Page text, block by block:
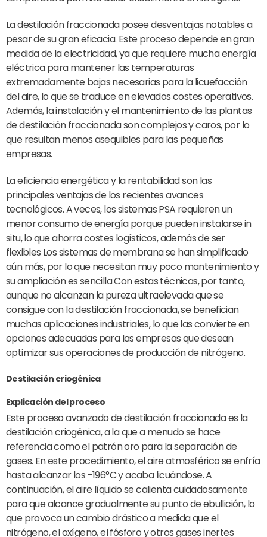
La destilación fraccionada posee desventajas notables a
pesar de su gran eficacia. Este proceso depende en gran
medida de la electricidad, ya que requiere mucha energía
eléctrica para mantener las temperaturas
extremadamente bajas necesarias para la licuefacción
del aire, lo que se traduce en elevados costes operativos.
Además, la instalación y el mantenimiento de las plantas
de destilación fraccionada son complejos y caros, por lo
que resultan menos asequibles para las pequeñas
empresas.
La eficiencia energética y la rentabilidad son las
principales ventajas de los recientes avances
tecnológicos. A veces, los sistemas PSA requieren un
menor consumo de energía porque pueden instalarse in
situ, lo que ahorra costes logísticos, además de ser
flexibles Los sistemas de membrana se han simplificado
aún más, por lo que necesitan muy poco mantenimiento y
su ampliación es sencilla Con estas técnicas, por tanto,
aunque no alcanzan la pureza ultraelevada que se
consigue con la destilación fraccionada, se benefician
muchas aplicaciones industriales, lo que las convierte en
opciones adecuadas para las empresas que desean
optimizar sus operaciones de producción de nitrógeno.
Destilación criogénica
Explicación del proceso
Este proceso avanzado de destilación fraccionada es la
destilación criogénica, a la que a menudo se hace
referencia como el patrón oro para la separación de
gases. En este procedimiento, el aire atmosférico se enfría
hasta alcanzar los -196°C y acaba licuándose. A
continuación, el aire líquido se calienta cuidadosamente
para que alcance gradualmente su punto de ebullición, lo
que provoca un cambio drástico a medida que el
nitrógeno, el oxígeno, el fósforo y otros gases inertes